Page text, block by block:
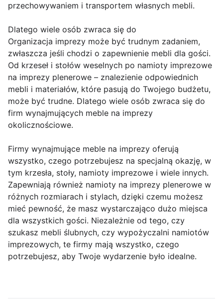
przechowywaniem i transportem własnych mebli.
Dlatego wiele osób zwraca się do
Organizacja imprezy może być trudnym zadaniem,
zwłaszcza jeśli chodzi o zapewnienie mebli dla gości.
Od krzeseł i stołów weselnych po namioty imprezowe
na imprezy plenerowe – znalezienie odpowiednich
mebli i materiałów, które pasują do Twojego budżetu,
może być trudne. Dlatego wiele osób zwraca się do
firm wynajmujących meble na imprezy
okolicznościowe.
Firmy wynajmujące meble na imprezy oferują
wszystko, czego potrzebujesz na specjalną okazję, w
tym krzesła, stoły, namioty imprezowe i wiele innych.
Zapewniają również namioty na imprezy plenerowe w
różnych rozmiarach i stylach, dzięki czemu możesz
mieć pewność, że masz wystarczająco dużo miejsca
dla wszystkich gości. Niezależnie od tego, czy
szukasz mebli ślubnych, czy wypożyczalni namiotów
imprezowych, te firmy mają wszystko, czego
potrzebujesz, aby Twoje wydarzenie było idealne.